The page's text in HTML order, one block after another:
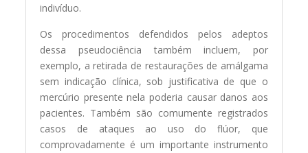
indivíduo.
Os procedimentos defendidos pelos adeptos
dessa pseudociência também incluem, por
exemplo, a retirada de restaurações de amálgama
sem indicação clínica, sob justificativa de que o
mercúrio presente nela poderia causar danos aos
pacientes. Também são comumente registrados
casos de ataques ao uso do flúor, que
comprovadamente é um importante instrumento